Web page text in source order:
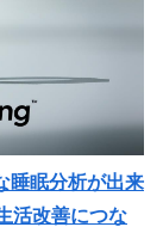
睡眠分析が出来
活改善につな